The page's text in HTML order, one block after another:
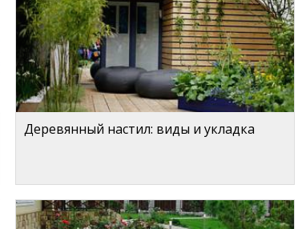
Деревянный настил: виды и укладка